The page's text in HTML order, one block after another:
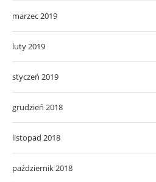
marzec 2019
luty 2019
styczeń 2019
grudzień 2018
listopad 2018
październik 2018